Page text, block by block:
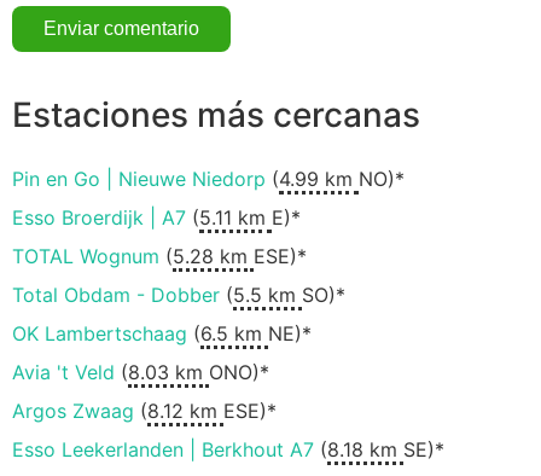
Estaciones más cercanas
Pin en Go | Nieuwe Niedorp (4.99 km NO)*
Esso Broerdijk | A7 (5.11 km E)*
TOTAL Wognum (5.28 km ESE)*
Total Obdam - Dobber (5.5 km SO)*
OK Lambertschaag (6.5 km NE)*
Avia 't Veld (8.03 km ONO)*
Argos Zwaag (8.12 km ESE)*
Esso Leekerlanden | Berkhout A7 (8.18 km SE)*